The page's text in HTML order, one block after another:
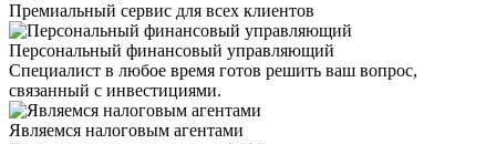
Премиальный сервис для всех клиентов
Персональный финансовый управляющий
Специалист в любое время готов решить ваш вопрос,
связанный с инвестициями.
Являемся налоговым агентами